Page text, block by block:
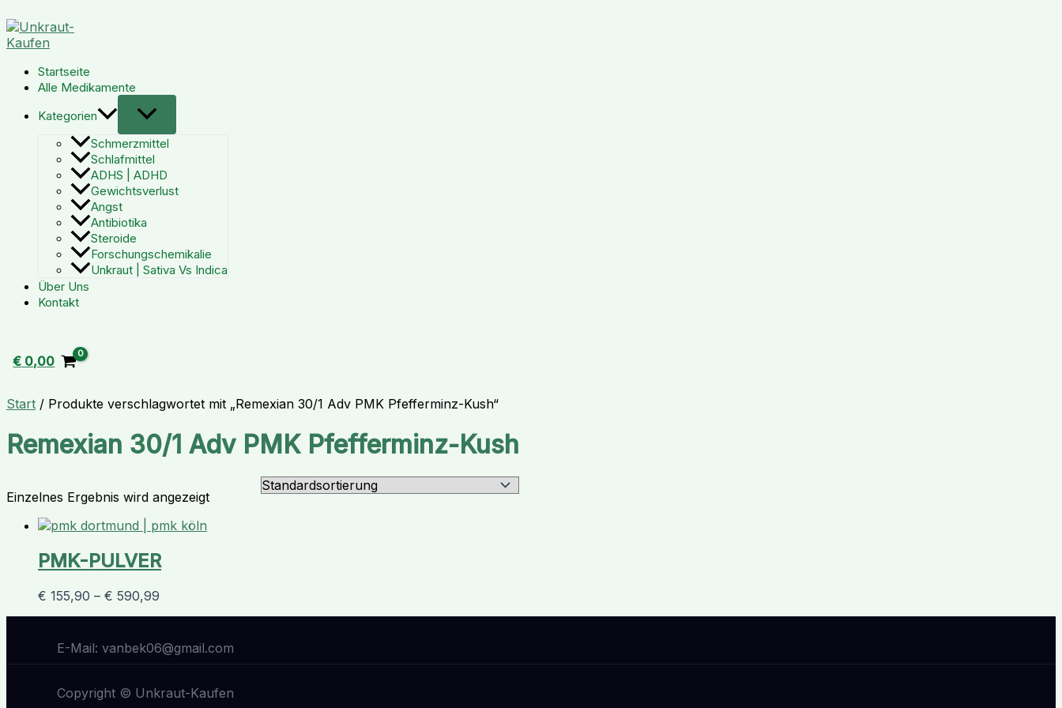
Inhalt
springen
Startseite
Alle Medikamente
Kategorien
Schmerzmittel
Schlafmittel
ADHS | ADHD
Gewichtsverlust
Angst
Antibiotika
Steroide
Forschungschemikalie
Unkraut | Sativa Vs Indica
Über Uns
Kontakt
€ 0,00
Start / Produkte verschlagwortet mit „Remexian 30/1 Adv PMK Pfefferminz-Kush“
Remexian 30/1 Adv PMK Pfefferminz-Kush
Einzelnes Ergebnis wird angezeigt
PMK-PULVER
€ 155,90 – € 590,99
E-Mail: vanbek06@gmail.com
Copyright © Unkraut-Kaufen